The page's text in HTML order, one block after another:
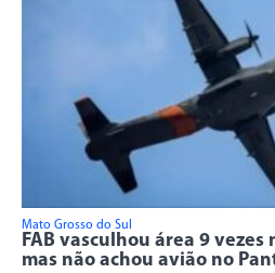
Mato Grosso do Sul
FAB vasculhou área 9
mas não achou avião no